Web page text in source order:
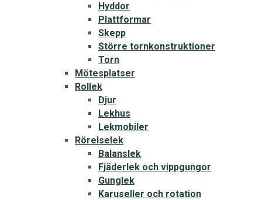
Hyddor
Plattformar
Skepp
Större tornkonstruktioner
Torn
Mötesplatser
Rollek
Djur
Lekhus
Lekmobiler
Rörelselek
Balanslek
Fjäderlek och vippgungor
Gunglek
Karuseller och rotation